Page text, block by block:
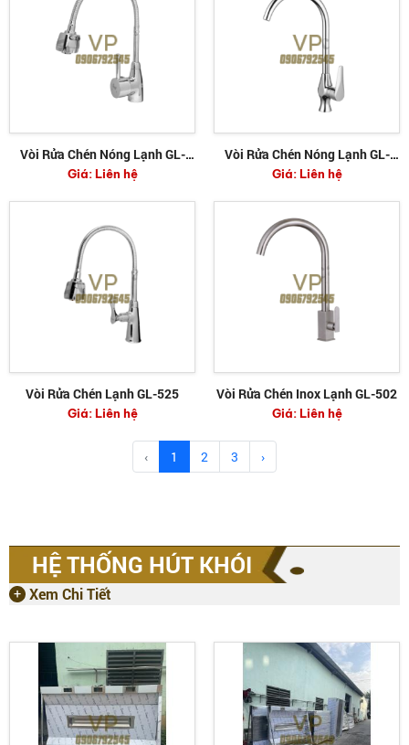
Vòi Rửa Chén Nóng Lạnh GL-
411
Giá:Liên hệ
Vòi Rửa Chén Nóng Lạnh GL-
406
Giá:Liên hệ
Vòi Rửa Chén Lạnh GL-525
Giá:Liên hệ
Vòi Rửa Chén Inox Lạnh GL-502
Giá:Liên hệ
‹ 1 2 3 ›
HỆ THỐNG HÚT KHÓI
Xem Chi Tiết